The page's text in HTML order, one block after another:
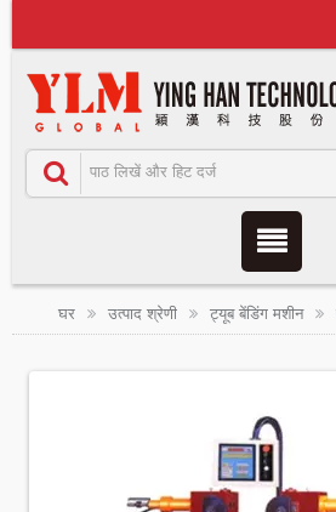
घर उत्पाद श्रेणी ट्यूब बेंडिंग मशीन